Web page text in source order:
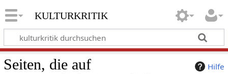
kulturkritik
Hilfe
Seiten, die auf